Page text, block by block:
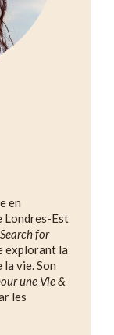
en
Londres-Est
for
explorant la
vie. Son
une Vie &
les